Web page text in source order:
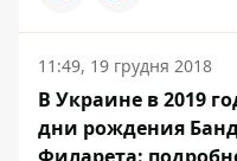
11:49, 19 грудня 2018
В Украине в 2019
дни рождения